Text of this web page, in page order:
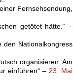
Fernsehsendung,
getötet hätte.“ –
den Nationalkongress
organisieren. Am
einführen“ – 23. Mai